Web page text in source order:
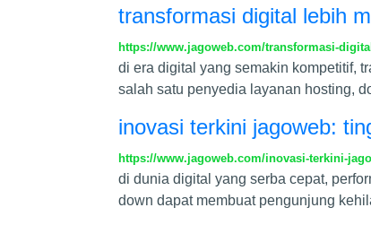
transformasi digital lebih
https://www.jagoweb.com/transformasi-
di era digital yang semakin kompetitif,
salah satu penyedia layanan hosting,
inovasi terkini jagoweb:
https://www.jagoweb.com/inovasi-terkini-
di dunia digital yang serba cepat,
down dapat membuat pengunjung